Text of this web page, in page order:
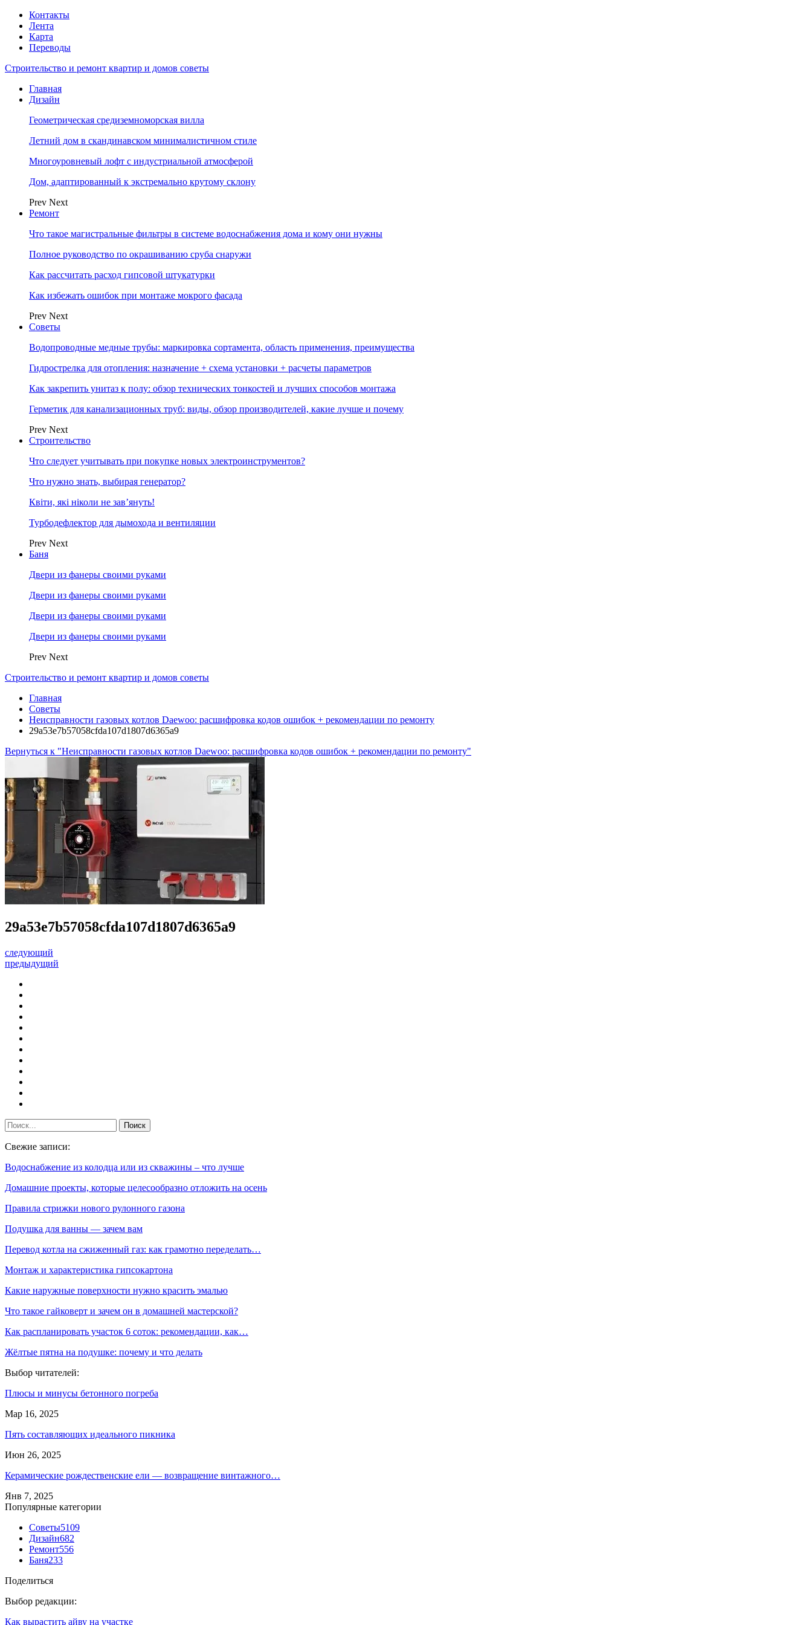
Контакты
Лента
Карта
Переводы
Строительство и ремонт квартир и домов советы
Главная
Дизайн
Геометрическая средиземноморская вилла
Летний дом в скандинавском минималистичном стиле
Многоуровневый лофт с индустриальной атмосферой
Дом, адаптированный к экстремально крутому склону
Prev Next
Ремонт
Что такое магистральные фильтры в системе водоснабжения дома и кому они нужны
Полное руководство по окрашиванию сруба снаружи
Как рассчитать расход гипсовой штукатурки
Как избежать ошибок при монтаже мокрого фасада
Prev Next
Советы
Водопроводные медные трубы: маркировка сортамента, область применения, преимущества
Гидрострелка для отопления: назначение + схема установки + расчеты параметров
Как закрепить унитаз к полу: обзор технических тонкостей и лучших способов монтажа
Герметик для канализационных труб: виды, обзор производителей, какие лучше и почему
Prev Next
Строительство
Что следует учитывать при покупке новых электроинструментов?
Что нужно знать, выбирая генератор?
Квіти, які ніколи не зав’януть!
Турбодефлектор для дымохода и вентиляции
Prev Next
Баня
Двери из фанеры своими руками
Двери из фанеры своими руками
Двери из фанеры своими руками
Двери из фанеры своими руками
Prev Next
Строительство и ремонт квартир и домов советы
Главная
Советы
Неисправности газовых котлов Daewoo: расшифровка кодов ошибок + рекомендации по ремонту
29a53e7b57058cfda107d1807d6365a9
Вернуться к "Неисправности газовых котлов Daewoo: расшифровка кодов ошибок + рекомендации по ремонту"
29a53e7b57058cfda107d1807d6365a9
следующий
предыдущий
Свежие записи:
Водоснабжение из колодца или из скважины – что лучше
Домашние проекты, которые целесообразно отложить на осень
Правила стрижки нового рулонного газона
Подушка для ванны — зачем вам
Перевод котла на сжиженный газ: как грамотно переделать…
Монтаж и характеристика гипсокартона
Какие наружные поверхности нужно красить эмалью
Что такое гайковерт и зачем он в домашней мастерской?
Как распланировать участок 6 соток: рекомендации, как…
Жёлтые пятна на подушке: почему и что делать
Выбор читателей:
Плюсы и минусы бетонного погреба
Мар 16, 2025
Пять составляющих идеального пикника
Июн 26, 2025
Керамические рождественские ели — возвращение винтажного…
Янв 7, 2025
Популярные категории
Советы5109
Дизайн682
Ремонт556
Баня233
Поделиться
Выбор редакции:
Как вырастить айву на участке